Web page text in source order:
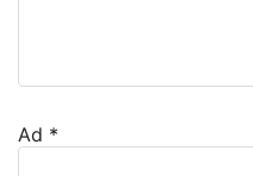
Ad *